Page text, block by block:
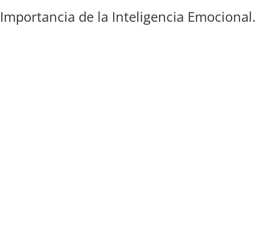
Importancia de la Inteligencia Emocional.